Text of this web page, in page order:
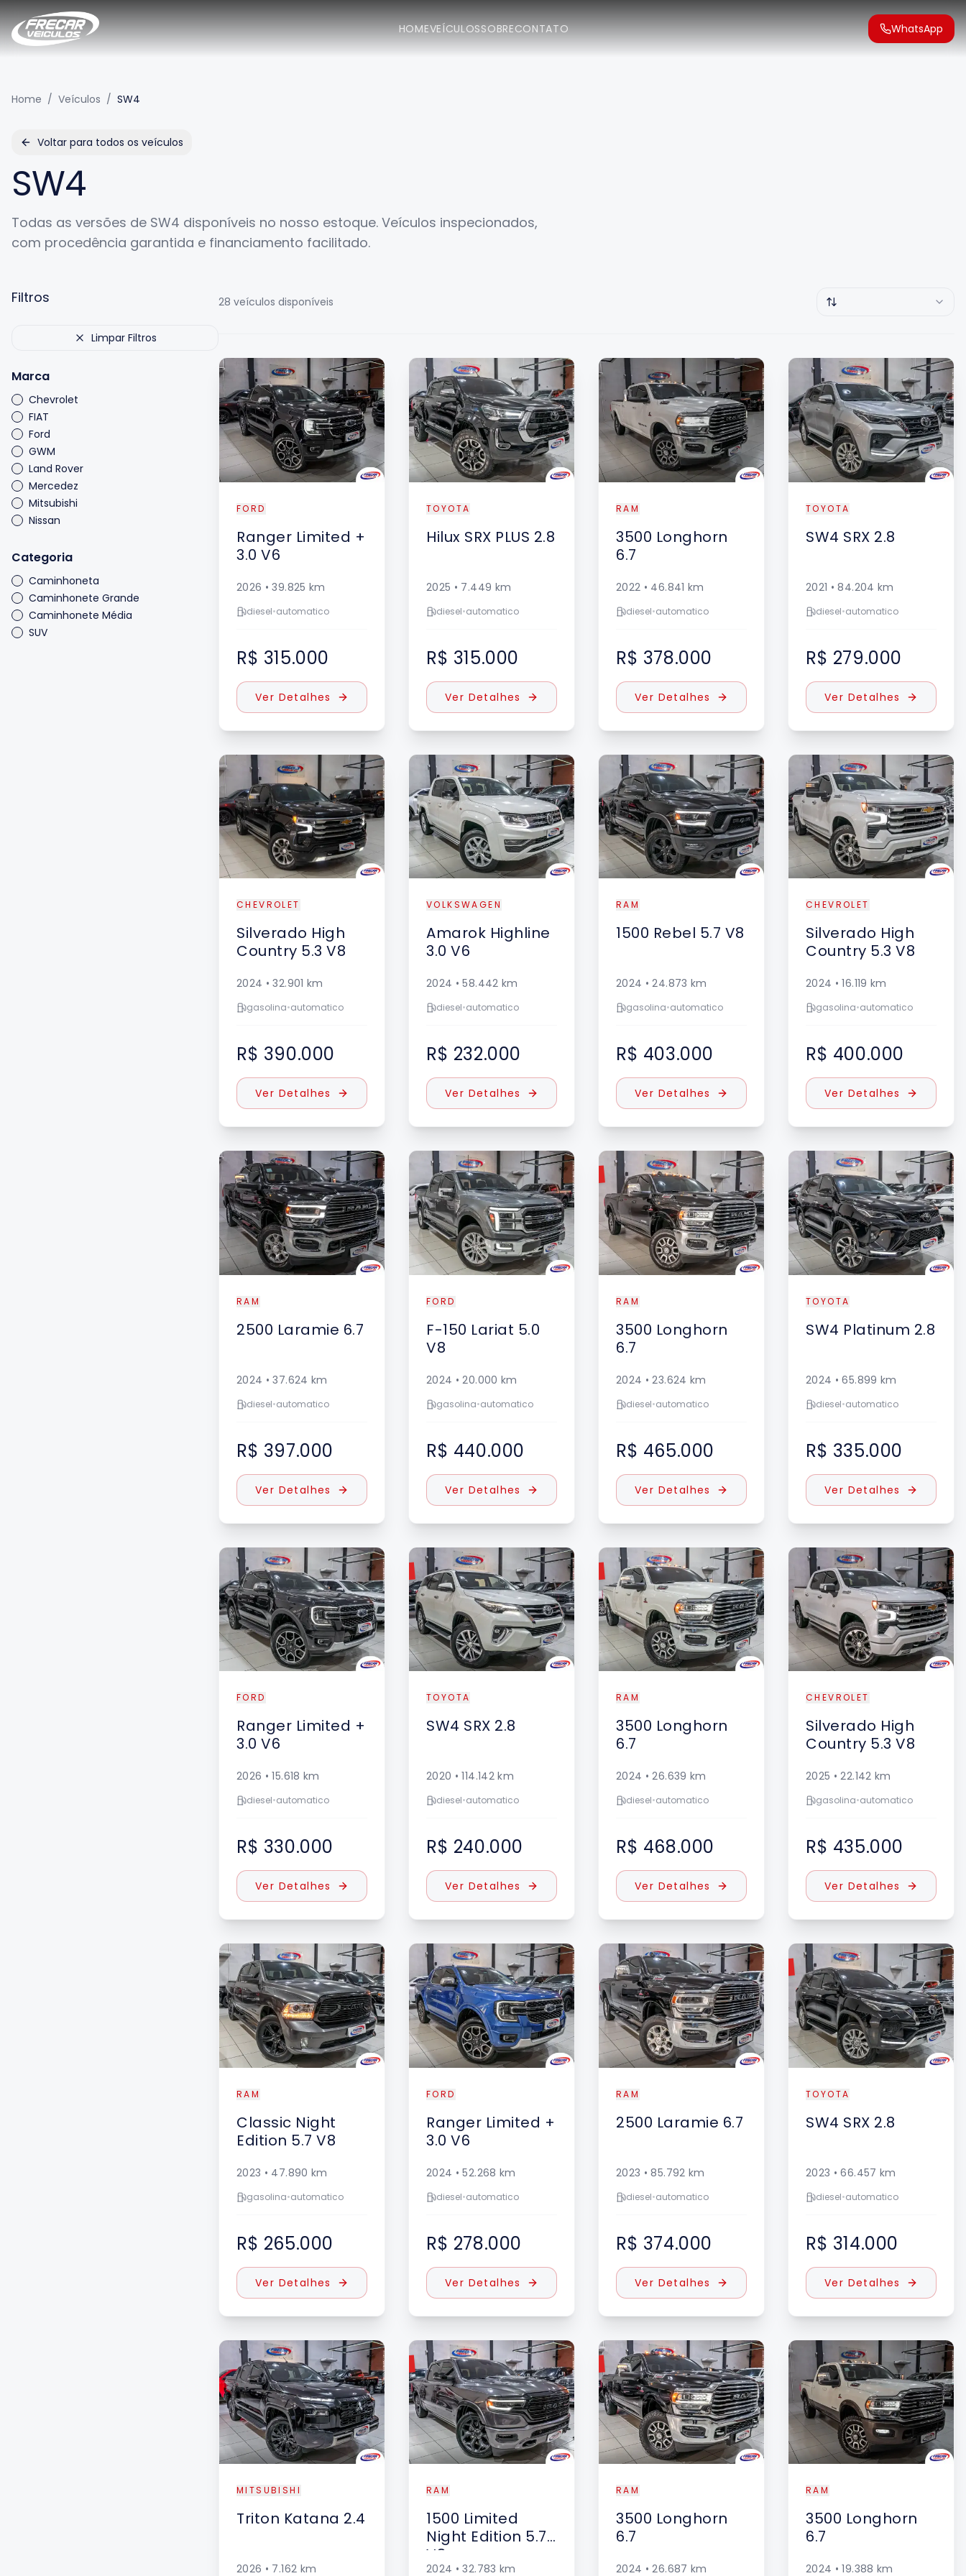
HOMEVEÍCULOSSOBRECONTATO WhatsApp
Home / Veículos / SW4
Voltar para todos os veículos
SW4
Todas as versões de SW4 disponíveis no nosso estoque. Veículos inspecionados,
com procedência garantida e financiamento facilitado.
Filtros
Limpar Filtros
Marca
Chevrolet
FIAT
Ford
GWM
Land Rover
Mercedez
Mitsubishi
Nissan
Toyota
Categoria
Caminhoneta
Caminhonete Grande
Caminhonete Média
SUV
28 veículos disponíveis
FORD
Ranger Limited +
3.0 V6
2026 •39.825 km
diesel•automatico
R$ 315.000
Ver Detalhes
TOYOTA
Hilux SRX PLUS 2.8
2025 • 7.449 km
diesel•automatico
R$ 315.000
Ver Detalhes
DESTAQUE
RAM
3500 Longhorn
6.7
2022 • 46.841 km
diesel•automatico
R$ 378.000
Ver Detalhes
TOYOTA
SW4 SRX 2.8
2021 •84.204 km
diesel•automatico
R$ 279.000
Ver Detalhes
CHEVROLET
Silverado High
Country 5.3 V8
2024 •32.901 km
gasolina•automatico
R$ 390.000
Ver Detalhes
VOLKSWAGEN
Amarok Highline
3.0 V6
2024 •58.442 km
diesel•automatico
R$ 232.000
Ver Detalhes
RAM
1500 Rebel 5.7 V8
2024 •24.873 km
gasolina•automatico
R$ 403.000
Ver Detalhes
CHEVROLET
Silverado High
Country 5.3 V8
2024 •16.119 km
gasolina•automatico
R$ 400.000
Ver Detalhes
RAM
2500 Laramie 6.7
2024 •37.624 km
diesel•automatico
R$ 397.000
Ver Detalhes
FORD
F-150 Lariat 5.0
V8
2024 •20.000 km
gasolina•automatico
R$ 440.000
Ver Detalhes
VENDIDO
RAM
3500 Longhorn
6.7
2024 •23.624 km
diesel•automatico
R$ 465.000
Ver Detalhes
TOYOTA
SW4 Platinum 2.8
2024 •65.899 km
diesel•automatico
R$ 335.000
Ver Detalhes
FORD
Ranger Limited +
3.0 V6
2026 •15.618 km
diesel•automatico
R$ 330.000
Ver Detalhes
VENDIDO
TOYOTA
SW4 SRX 2.8
2020 •114.142km
diesel•automatico
R$ 240.000
Ver Detalhes
VENDIDO
RAM
3500 Longhorn
6.7
2024 •26.639 km
diesel•automatico
R$ 468.000
Ver Detalhes
DESTAQUE
CHEVROLET
Silverado High
Country 5.3 V8
2025 •22.142 km
gasolina•automatico
R$ 435.000
Ver Detalhes
RAM
Classic Night
Edition 5.7 V8
2023 • 47.890 km
gasolina•automatico
R$ 265.000
Ver Detalhes
FORD
Ranger Limited +
3.0 V6
2024 •52.268 km
diesel•automatico
R$ 278.000
Ver Detalhes
RAM
2500 Laramie 6.7
2023 •85.792 km
diesel•automatico
R$ 374.000
Ver Detalhes
VENDIDO
TOYOTA
SW4 SRX 2.8
2023 •66.457 km
diesel•automatico
R$ 314.000
Ver Detalhes
MITSUBISHI
Triton Katana 2.4
2026 • 7.162 km
VENDIDO
RAM
1500 Limited
Night Edition 5.7
V8
2024 •32.783 km
VENDIDO
RAM
3500 Longhorn
6.7
2024 •26.687 km
DESTAQUE
RAM
3500 Longhorn
6.7
2024 •19.388 km